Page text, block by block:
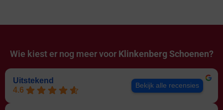
Wie kiest er nog meer voor Klinkenberg Schoenen?
Uitstekend
4.6
Bekijk alle recensies